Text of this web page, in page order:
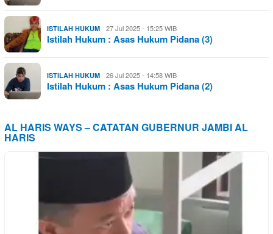
ISTILAH HUKUM 27 Jul 2025 - 15:25 WIB
Istilah Hukum : Asas Hukum Pidana (3)
ISTILAH HUKUM 26 Jul 2025 - 14:58 WIB
Istilah Hukum : Asas Hukum Pidana (2)
AL HARIS WAYS – CATATAN GUBERNUR JAMBI AL
HARIS